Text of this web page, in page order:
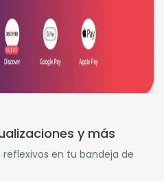
y más
en tu bandeja de